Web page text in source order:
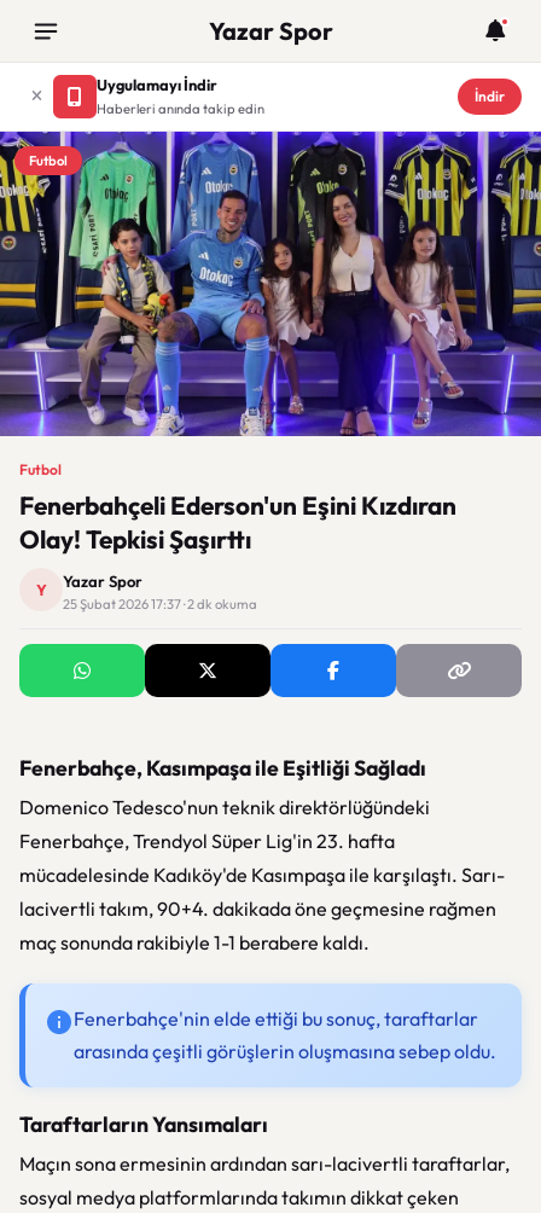
Yazar Spor
Uygulamayı İndir
Haberleri anında takip edin
İndir
Futbol
Futbol
Fenerbahçeli Ederson'un Eşini Kızdıran
Olay! Tepkisi Şaşırttı
Y Yazar Spor
25 Şubat 2026 17:37 · 2 dk okuma
Fenerbahçe, Kasımpaşa ile Eşitliği Sağladı
Domenico Tedesco'nun teknik direktörlüğündeki
Fenerbahçe, Trendyol Süper Lig'in 23. hafta
mücadelesinde Kadıköy'de Kasımpaşa ile karşılaştı. Sarı-
lacivertli takım, 90+4. dakikada öne geçmesine rağmen
maç sonunda rakibiyle 1-1 berabere kaldı.
Fenerbahçe'nin elde ettiği bu sonuç, taraftarlar
arasında çeşitli görüşlerin oluşmasına sebep oldu.
Taraftarların Yansımaları
Maçın sona ermesinin ardından sarı-lacivertli taraftarlar,
sosyal medya platformlarında takımın dikkat çeken